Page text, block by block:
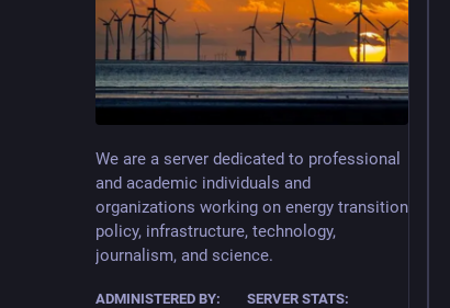
We are a server dedicated to professional
and academic individuals and
organizations working on energy transition
policy, infrastructure, technology,
journalism, and science.
ADMINISTERED BY: SERVER STATS: